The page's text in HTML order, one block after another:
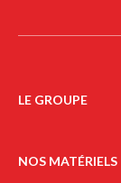
LE GROUPE
NOS MATÉRIELS